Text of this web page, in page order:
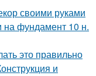
своими руками
на фундамент 10 н.
это правильно
и